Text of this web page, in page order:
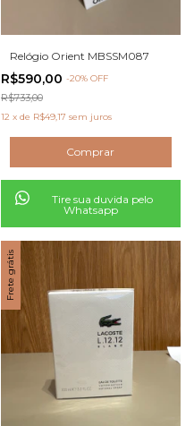
Relógio Orient MBSSM087
R$590,00 -20% OFF
R$733,00
12 x de R$49,17 sem juros
Tire sua duvida pelo
Whatsapp
Frete grátis